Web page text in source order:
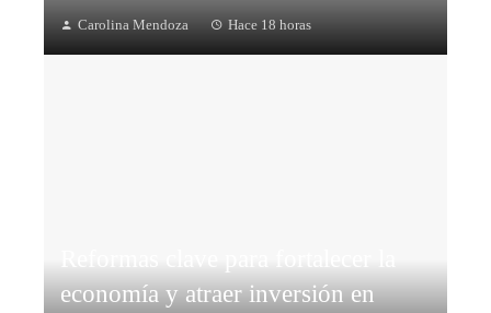
Carolina Mendoza Hace 18 horas
economía y atraer inversión en